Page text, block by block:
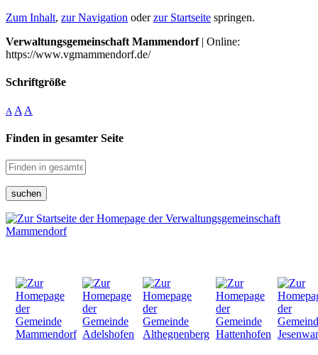
Zum Inhalt, zur Navigation oderzur Startseite springen.
Verwaltungsgemeinschaft Mammendorf| Online:
https://www.vgmammendorf.de/
Schriftgröße
A A A
Finden in gesamter Seite
suchen